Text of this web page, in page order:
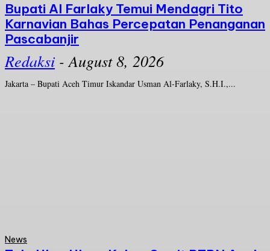
Bupati Al Farlaky Temui Mendagri Tito
Karnavian Bahas Percepatan Penanganan
Pascabanjir
Redaksi - August 8, 2026
Jakarta – Bupati Aceh Timur Iskandar Usman Al-Farlaky, S.H.I.,...
News